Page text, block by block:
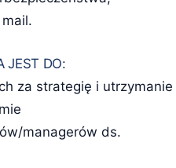
JEST DO:
za strategię i utrzymanie
managerów ds.